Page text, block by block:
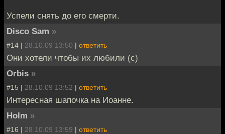
Успели снять до его смерти.
Disco Sam »
#14 | 28.10.09 13:50 | ответить
Они хотели чтобы их любили (с)
Orbis »
#15 | 28.10.09 13:52 | ответить
Интересная шапочка на Иоанне.
Holm »
#16 | 28.10.09 13:59 | ответить